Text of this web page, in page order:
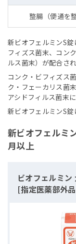
整腸（便通を
新ビオフェルミンS
フィズス菌末、コン
ルス菌末）が配合さ
コンク・ビフィズス
ク・フェーカリス菌
アシドフィルス菌末
新ビオフェルミンS錠
新ビオフェルミ
月以上
ビオフェルミ
[指定医薬部外